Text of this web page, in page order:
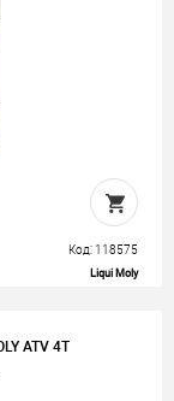
Код: 118575
Liqui Moly
ATV 4T